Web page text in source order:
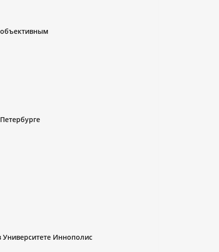
Иннополис